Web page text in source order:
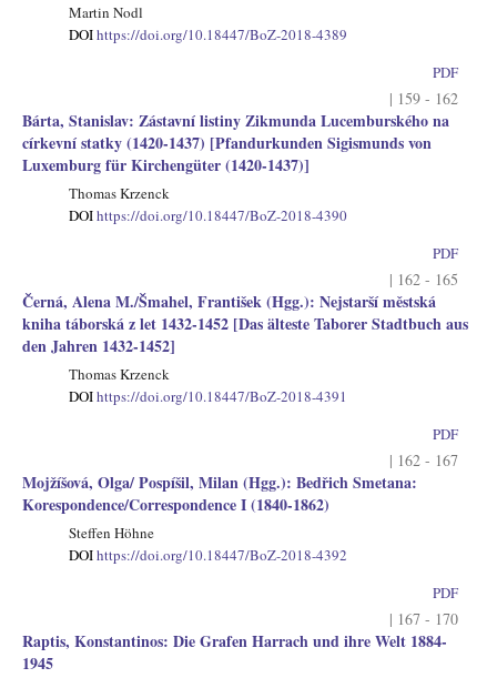
Martin Nodl
DOIhttps://doi.org/10.18447/BoZ-2018-4389
PDF
| 159 - 162
Bárta, Stanislav: Zástavní listiny Zikmunda Lucemburského na
církevní statky (1420-1437) [Pfandurkunden Sigismunds von
Luxemburg für Kirchengüter (1420-1437)]
Thomas Krzenck
DOIhttps://doi.org/10.18447/BoZ-2018-4390
PDF
| 162 - 165
Černá, Alena M./Šmahel, František (Hgg.): Nejstarší městská
kniha táborská z let 1432-1452 [Das älteste Taborer Stadtbuch aus
den Jahren 1432-1452]
Thomas Krzenck
DOIhttps://doi.org/10.18447/BoZ-2018-4391
PDF
| 162 - 167
Mojžíšová, Olga/ Pospíšil, Milan (Hgg.): Bedřich Smetana:
Korespondence/Correspondence I (1840-1862)
Steffen Höhne
DOIhttps://doi.org/10.18447/BoZ-2018-4392
PDF
| 167 - 170
Raptis, Konstantinos: Die Grafen Harrach und ihre Welt 1884-
1945